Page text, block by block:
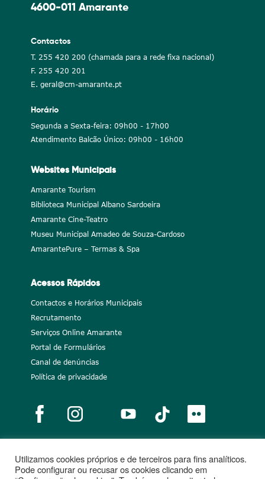
4600-011 Amarante
Contactos
T. 255 420 200 (chamada para a rede fixa nacional)
F. 255 420 201
E. geral@cm-amarante.pt
Horário
Segunda a Sexta-feira: 09h00 - 17h00
Atendimento Balcão Único: 09h00 - 16h00
Websites Municipais
Amarante Tourism
Biblioteca Municipal Albano Sardoeira
Amarante Cine-Teatro
Museu Municipal Amadeo de Souza-Cardoso
AmarantePure – Termas & Spa
Acessos Rápidos
Contactos e Horários Municipais
Recrutamento
Serviços Online Amarante
Portal de Formulários
Canal de denúncias
Política de privacidade
Notícias Recrutamento Portugal 2020
União Europeia
Utilizamos cookies próprios e de terceiros para fins analíticos.
Pode configurar ou recusar os cookies clicando em